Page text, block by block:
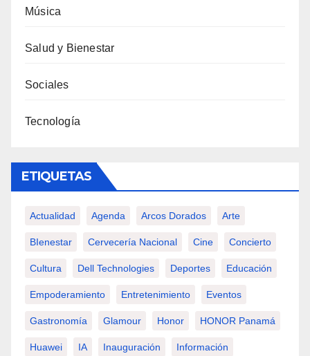
Música
Salud y Bienestar
Sociales
Tecnología
ETIQUETAS
Actualidad Agenda Arcos Dorados Arte
BIenestar Cervecería Nacional Cine Concierto
Cultura Dell Technologies Deportes Educación
Empoderamiento Entretenimiento Eventos
Gastronomía Glamour Honor HONOR Panamá
Huawei IA Inauguración Información